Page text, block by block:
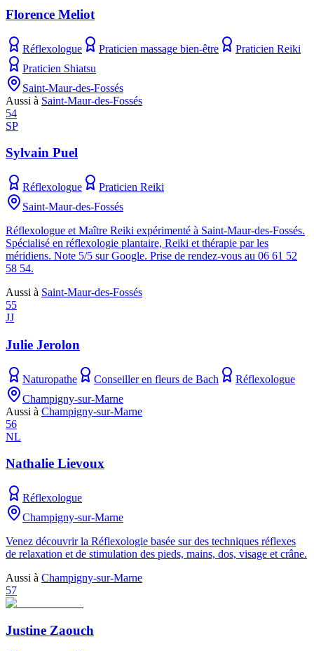
Florence Meliot
Réflexologue Praticien massage bien-être
Praticien Reiki
Praticien Shiatsu
Saint-Maur-des-Fossés
Aussi à Saint-Maur-des-Fossés
54
SP
Sylvain Puel
Réflexologue
Praticien Reiki
Saint-Maur-des-Fossés
Réflexologue et Maître Reiki expérimenté à Saint-Maur-des-Fossés.
Spécialisé en réflexologie plantaire, Reiki et thérapie par les
méridiens. Note 5/5 sur Google. Prise de rendez-vous au 06 61 52
58 54.
Aussi à Saint-Maur-des-Fossés
55
JJ
Julie Jerolon
Naturopathe Conseiller en fleurs de Bach
Réflexologue
Champigny-sur-Marne
Aussi à Champigny-sur-Marne
56
NL
Nathalie Lievoux
Réflexologue
Champigny-sur-Marne
Venez découvrir la Réflexologie basée sur des techniques réflexes
de relaxation et de stimulation des pieds, mains, dos, visage et crâne.
Aussi à Champigny-sur-Marne
57
Justine Zaouch